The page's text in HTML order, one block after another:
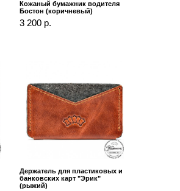
Кожаный бумажник водителя
Бостон (коричневый)
3 200 р.
Держатель для пластиковых и
банковских карт "Эрик"
(рыжий)